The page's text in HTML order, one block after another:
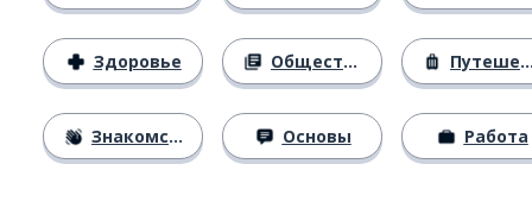
Здоровье
Знакомство
Общество
Основы
Путешествия
Работа